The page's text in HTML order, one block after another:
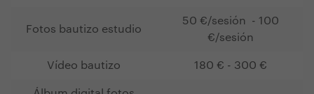
Fotos bautizo estudio
50 €/sesión - 100
€/sesión
Vídeo bautizo 180 € - 300 €